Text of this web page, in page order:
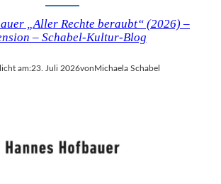
„Aller Rechte beraubt“ (2026) –
– Schabel-Kultur-Blog
am:23. Juli 2026vonMichaela Schabel